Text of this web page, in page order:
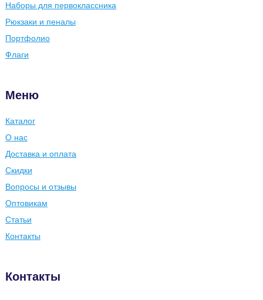
Наборы для первоклассника
Рюкзаки и пеналы
Портфолио
Флаги
Меню
Каталог
О нас
Доставка и оплата
Скидки
Вопросы и отзывы
Оптовикам
Статьи
Контакты
Контакты